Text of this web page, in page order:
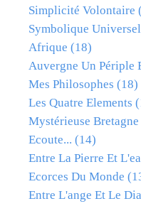
Simplicité Volontaire
Symbolique
Afrique (18)
Auvergne Un Périple
Mes Philosophes (18)
Les Quatre Elements
Mystérieuse Bretagne
Ecoute... (14)
Entre La Pierre Et
Ecorces Du Monde
Entre L'ange Et Le